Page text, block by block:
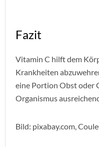
Fazit
Vitamin C hilft dem
Krankheiten
eine Portion Obst oder
Organismus
Bild: pixabay.com,